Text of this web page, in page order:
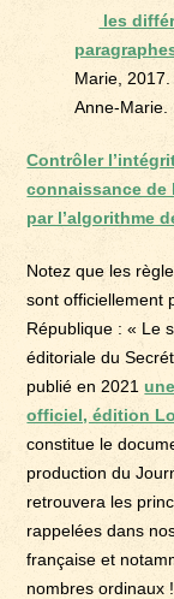
les
Marie,
Anne-Marie.
Contrôler
connaissance de
par l’algorithme
Notez que les
sont officiellement
République : « Le
éditoriale du
publié en 2021
officiel, édition
constitue le
production du
retrouvera les
rappelées dans
française et
nombres ordinaux !